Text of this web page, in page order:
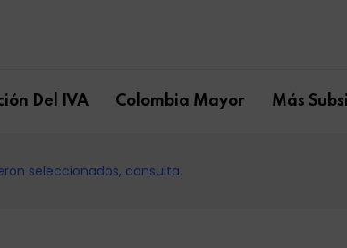
Del IVA Colombia Mayor Más
seleccionados, consulta.